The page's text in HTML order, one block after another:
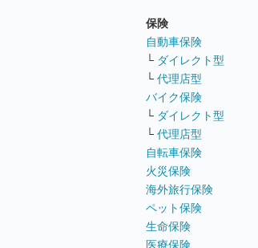
保険
自動車保険
└ ダイレクト型
└ 代理店型
バイク保険
└ ダイレクト型
└ 代理店型
自転車保険
火災保険
海外旅行保険
ペット保険
生命保険
医療保険